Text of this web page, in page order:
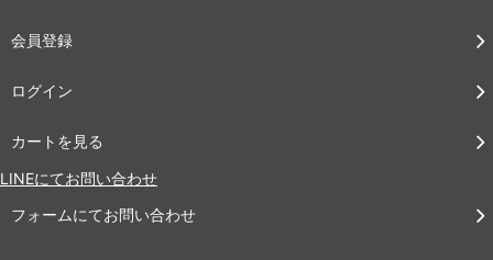
会員登録
ログイン
カートを見る
LINEにてお問い合わせ
フォームにてお問い合わせ